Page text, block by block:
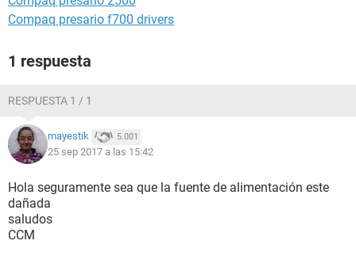
Compaq presario f700 drivers
1 respuesta
RESPUESTA 1 / 1
mayestik 5.001
25 sep 2017 a las 15:42
Hola seguramente sea que la fuente de alimentación este
dañada
saludos
CCM